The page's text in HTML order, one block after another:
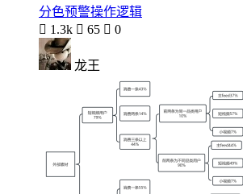
分色预警操作逻辑
 1.3k  65  0
龙王